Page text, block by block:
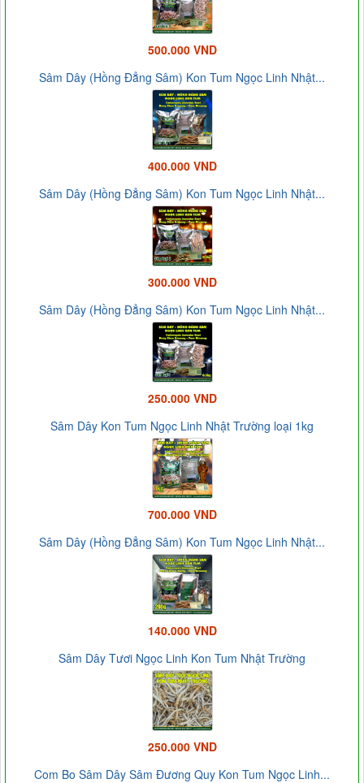
500.000 VND
Sâm Dây (Hồng Đẳng Sâm) Kon Tum Ngọc Linh Nhật...
400.000 VND
Sâm Dây (Hồng Đẳng Sâm) Kon Tum Ngọc Linh Nhật...
300.000 VND
Sâm Dây (Hồng Đẳng Sâm) Kon Tum Ngọc Linh Nhật...
250.000 VND
Sâm Dây Kon Tum Ngọc Linh Nhật Trường loại 1kg
700.000 VND
Sâm Dây (Hồng Đẳng Sâm) Kon Tum Ngọc Linh Nhật...
140.000 VND
Sâm Dây Tươi Ngọc Linh Kon Tum Nhật Trường
250.000 VND
Com Bo Sâm Dây Sâm Đương Quy Kon Tum Ngọc Linh...